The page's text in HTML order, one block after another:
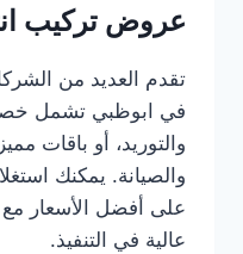
عروض تركيب
تقدم العديد من
في ابوظبي تشمل
والتوريد، أو باقات
والصيانة. يمكنك
على أفضل الأسعار
عالية في التنفيذ.